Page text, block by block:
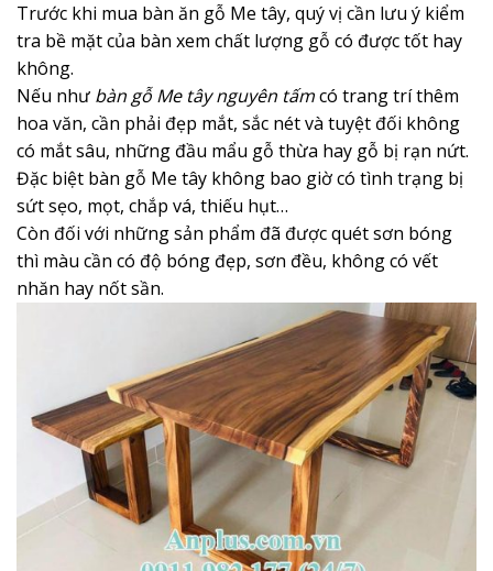
Trước khi mua bàn ăn gỗ Me tây, quý vị cần lưu ý kiểm
tra bề mặt của bàn xem chất lượng gỗ có được tốt hay
không.
Nếu như bàn gỗ Me tây nguyên tấmcó trang trí thêm
hoa văn, cần phải đẹp mắt, sắc nét và tuyệt đối không
có mắt sâu, những đầu mẩu gỗ thừa hay gỗ bị rạn nứt.
Đặc biệt bàn gỗ Me tây không bao giờ có tình trạng bị
sứt sẹo, mọt, chắp vá, thiếu hụt…
Còn đối với những sản phẩm đã được quét sơn bóng
thì màu cần có độ bóng đẹp, sơn đều, không có vết
nhăn hay nốt sần.